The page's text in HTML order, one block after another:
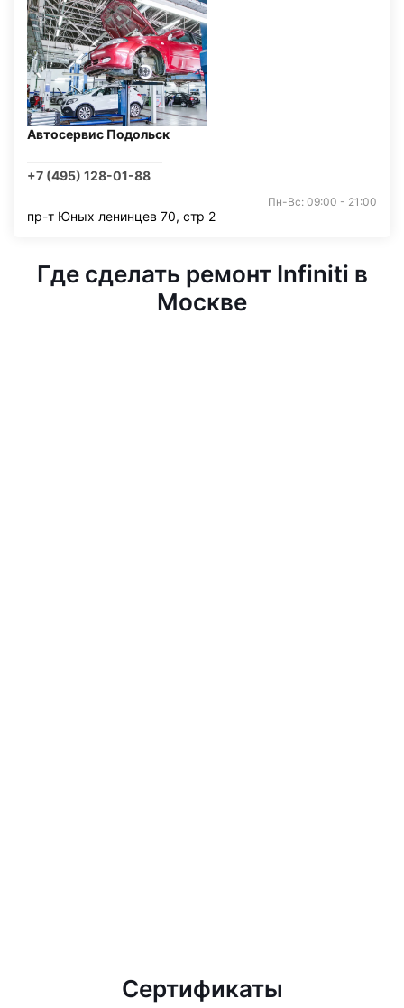
Автосервис Подольск
+7 (495) 128-01-88
Пн-Вс: 09:00 - 21:00
пр-т Юных ленинцев 70, стр 2
Где сделать ремонт Infiniti в
Москве
Сертификаты